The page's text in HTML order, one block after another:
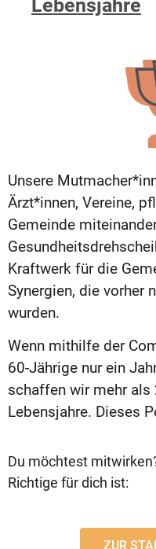
Lebensjahre
Unsere
Ärzt*innen, Vereine,
Gemeinde
Kraftwerk für die
Synergien, die vorher
wurden.
Wenn mithilfe der
60-Jährige nur ein
schaffen wir mehr
Lebensjahre. Dieses
Du möchtest
Richtige für dich ist:
ZUR